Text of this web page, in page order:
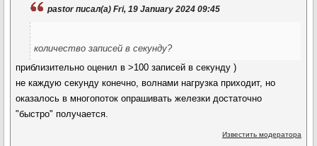
pastor писал(а) Fri, 19 January 2024 09:45
количество записей в секунду?
приблизительно оценил в >100 записей в секунду )
не каждую секунду конечно, волнами нагрузка приходит, но
оказалось в многопоток опрашивать железки достаточно
"быстро" получается.
Известить модератора